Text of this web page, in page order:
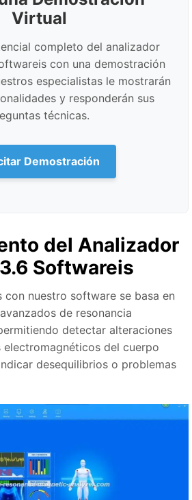
Virtual
completo del analizador
con una demostración
especialistas le mostrarán
y responderán sus
técnicas.
Demostración
del Analizador
Softwareis
con nuestro software se basa en
de resonancia
detectar alteraciones
electromagnéticos del cuerpo
desequilibrios o problemas